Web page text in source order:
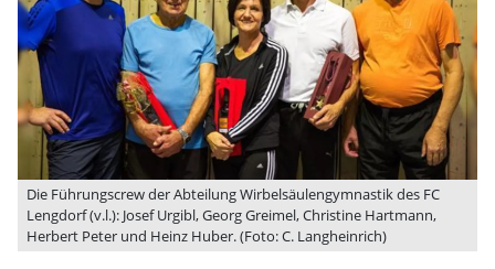
Die Führungscrew der Abteilung Wirbelsäulengymnastik des FC
Lengdorf (v.l.): Josef Urgibl, Georg Greimel, Christine Hartmann,
Herbert Peter und Heinz Huber. (Foto: C. Langheinrich)